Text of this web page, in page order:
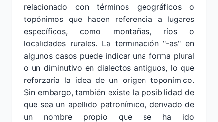
relacionado con términos geográficos o
topónimos que hacen referencia a lugares
específicos, como montañas, ríos o
localidades rurales. La terminación "-as" en
algunos casos puede indicar una forma plural
o un diminutivo en dialectos antiguos, lo que
reforzaría la idea de un origen toponímico.
Sin embargo, también existe la posibilidad de
que sea un apellido patronímico, derivado de
un nombre propio que se ha ido